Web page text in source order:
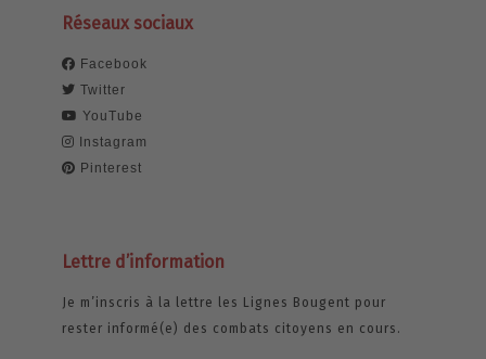
Réseaux sociaux
Facebook
Twitter
YouTube
Instagram
Pinterest
Lettre d’information
Je m’inscris à la lettre les Lignes Bougent pour
rester informé(e) des combats citoyens en cours.